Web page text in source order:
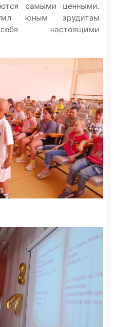
самыми ценными.
юным эрудитам
настоящими